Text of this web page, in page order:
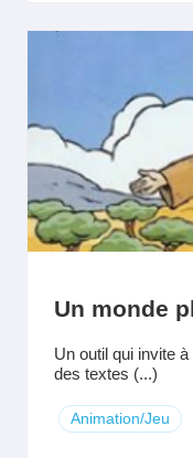
Un monde
Un outil qui invite
des textes (...)
Animation/Jeu